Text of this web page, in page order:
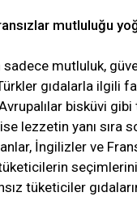
mutluluğu
mutluluk,
gıdalarla ilgili
bisküvi
lezzetin yanı sıra
İngilizler ve
tüketiciler